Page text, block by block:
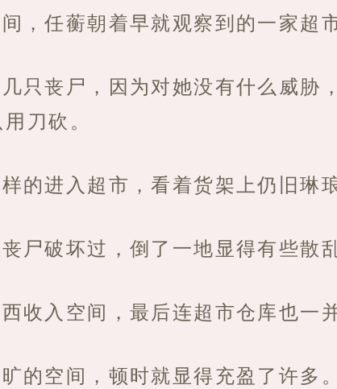
，任蘅朝着早就观察到的一家超市
只丧尸，因为对她没有什么威胁
刀砍。
的进入超市，看着货架上仍旧琳
尸破坏过，倒了一地显得有些散
收入空间，最后连超市仓库也一并
的空间，顿时就显得充盈了许多。